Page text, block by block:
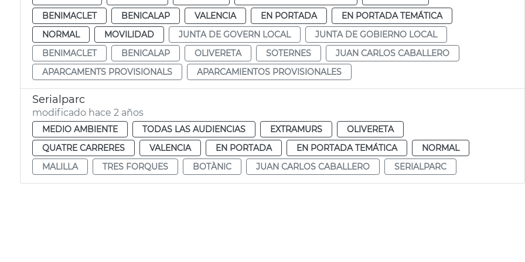
BENIMACLET
BENICALAP VALENCIA EN PORTADA
EN PORTADA TEMÁTICA
NORMAL
MOVILIDAD JUNTA DE GOVERN LOCAL
JUNTA DE GOBIERNO LOCAL
BENIMACLET
BENICALAP OLIVERETA SOTERNES
JUAN CARLOS CABALLERO
APARCAMENTS PROVISIONALS
APARCAMIENTOS PROVISIONALES
Serialparc
modificado hace 2 años
MEDIO AMBIENTE TODAS LAS AUDIENCIAS EXTRAMURS
OLIVERETA
QUATRE CARRERES
VALENCIA EN PORTADA EN PORTADA TEMÁTICA
NORMAL
MALILLA
TRES FORQUES BOTÀNIC JUAN CARLOS CABALLERO SERIALPARC